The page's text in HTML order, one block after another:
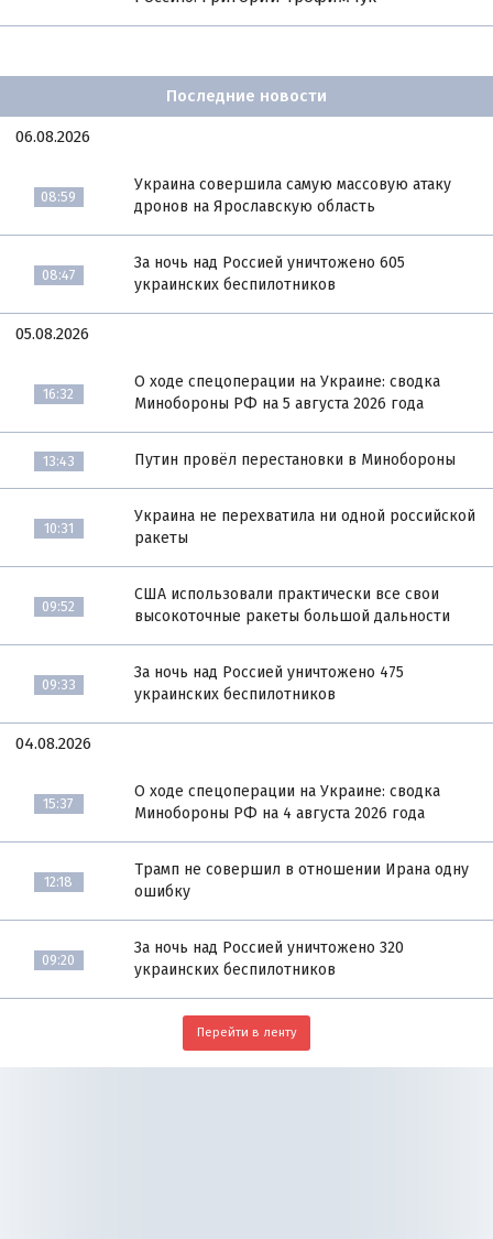
Последние новости
06.08.2026
08:59
Украина совершила самую массовую атаку
дронов на Ярославскую область
08:47
За ночь над Россией уничтожено 605
украинских беспилотников
05.08.2026
16:32
О ходе спецоперации на Украине: сводка
Минобороны РФ на 5 августа 2026 года
13:43 Путин провёл перестановки в Минобороны
10:31
Украина не перехватила ни одной российской
ракеты
09:52
США использовали практически все свои
высокоточные ракеты большой дальности
09:33
За ночь над Россией уничтожено 475
украинских беспилотников
04.08.2026
15:37
О ходе спецоперации на Украине: сводка
Минобороны РФ на 4 августа 2026 года
12:18
Трамп не совершил в отношении Ирана одну
ошибку
09:20
За ночь над Россией уничтожено 320
украинских беспилотников
Перейти в ленту